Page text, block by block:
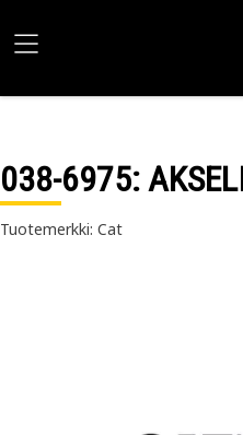
038-6975:
Tuotemerkki: Cat